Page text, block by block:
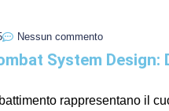
Nessun commento
System Design:
rappresentano il